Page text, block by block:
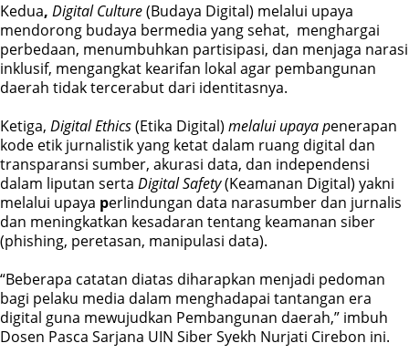
Kedua, Digital Culture(Budaya Digital) melalui upaya
mendorong budaya bermedia yang sehat, menghargai
perbedaan, menumbuhkan partisipasi, dan menjaga narasi
inklusif, mengangkat kearifan lokal agar pembangunan
daerah tidak tercerabut dari identitasnya.
Ketiga, Digital Ethics(Etika Digital) melalui upaya penerapan
kode etik jurnalistik yang ketat dalam ruang digital dan
transparansi sumber, akurasi data, dan independensi
dalam liputan serta Digital Safety(Keamanan Digital) yakni
melalui upaya perlindungan data narasumber dan jurnalis
dan meningkatkan kesadaran tentang keamanan siber
(phishing, peretasan, manipulasi data).
“Beberapa catatan diatas diharapkan menjadi pedoman
bagi pelaku media dalam menghadapai tantangan era
digital guna mewujudkan Pembangunan daerah,” imbuh
Dosen Pasca Sarjana UIN Siber Syekh Nurjati Cirebon ini.